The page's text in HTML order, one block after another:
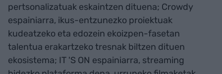
pertsonalizatuak eskaintzen dituena; Crowdy
espainiarra, ikus-entzunezko proiektuak
kudeatzeko eta edozein ekoizpen-fasetan
talentua erakartzeko tresnak biltzen dituen
ekosistema; IT 'S ON espainiarra, streaming